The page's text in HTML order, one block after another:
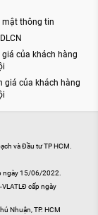
mật thông tin
của khách hàng
giá của khách hàng
và Đầu tư TP HCM.
ngày 15/06/2022.
cấp ngày
Nhuận, TP. HCM